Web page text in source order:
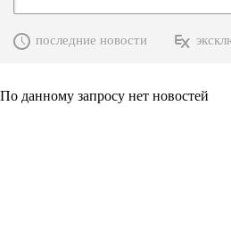
последние новости
По данному запросу нет новостей